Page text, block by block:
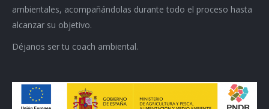
ambientales, acompañándolas durante todo el proceso hasta
alcanzar su objetivo.
Déjanos ser tu coach ambiental.